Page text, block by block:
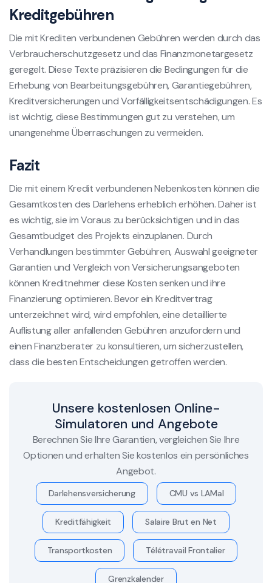
Kreditgebühren
Die mit Krediten verbundenen Gebühren werden durch das
Verbraucherschutzgesetz und das Finanzmonetargesetz
geregelt. Diese Texte präzisieren die Bedingungen für die
Erhebung von Bearbeitungsgebühren, Garantiegebühren,
Kreditversicherungen und Vorfälligkeitsentschädigungen. Es
ist wichtig, diese Bestimmungen gut zu verstehen, um
unangenehme Überraschungen zu vermeiden.
Fazit
Die mit einem Kredit verbundenen Nebenkosten können die
Gesamtkosten des Darlehens erheblich erhöhen. Daher ist
es wichtig, sie im Voraus zu berücksichtigen und in das
Gesamtbudget des Projekts einzuplanen. Durch
Verhandlungen bestimmter Gebühren, Auswahl geeigneter
Garantien und Vergleich von Versicherungsangeboten
können Kreditnehmer diese Kosten senken und ihre
Finanzierung optimieren. Bevor ein Kreditvertrag
unterzeichnet wird, wird empfohlen, eine detaillierte
Auflistung aller anfallenden Gebühren anzufordern und
einen Finanzberater zu konsultieren, um sicherzustellen,
dass die besten Entscheidungen getroffen werden.
Unsere kostenlosen Online-
Simulatoren und Angebote
Berechnen Sie Ihre Garantien, vergleichen Sie Ihre
Optionen und erhalten Sie kostenlos ein persönliches
Angebot.
Darlehensversicherung CMU vs LAMal
Kreditfähigkeit Salaire Brut en Net
Transportkosten Télétravail Frontalier
Grenzkalender